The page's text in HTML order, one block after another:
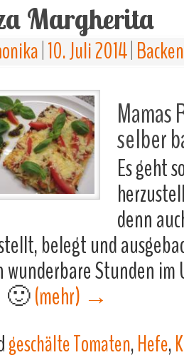
Margherita
10. Juli 2014 Backen
Mamas
selber
Es geht
denn
belegt und
wunderbare Stunden
🙂(mehr) →
geschälte Tomaten,Hefe,